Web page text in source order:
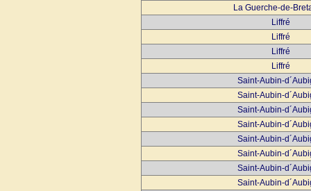
La Guerche-de-
Liffré
Liffré
Liffré
Liffré
Saint-Aubin-
Saint-Aubin-
Saint-Aubin-
Saint-Aubin-
Saint-Aubin-
Saint-Aubin-
Saint-Aubin-
Saint-Aubin-